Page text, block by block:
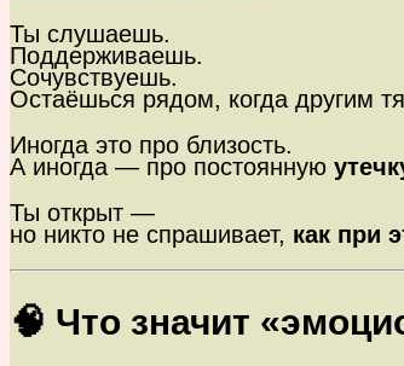
Ты слушаешь.
Поддерживаешь.
Сочувствуешь.
Остаёшься рядом, когда другим
Иногда это про близость.
А иногда — про постоянную
Ты открыт —
но никто не спрашивает, как при
🧠 Что значит